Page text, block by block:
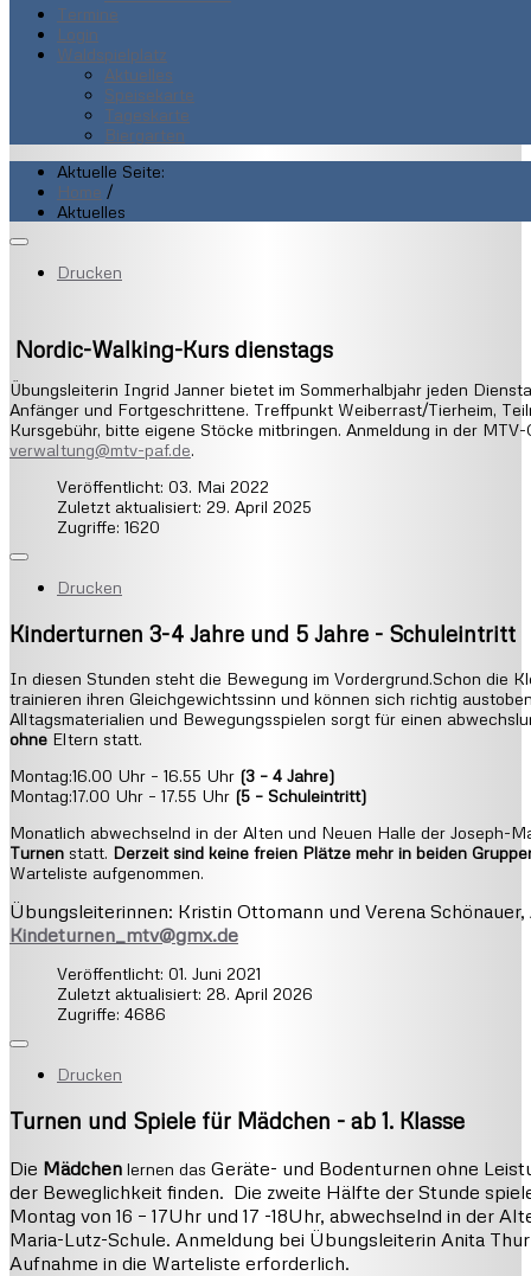
Termine
Login
Waldspielplatz
Aktuelles
Speisekarte
Tageskarte
Biergarten
Aktuelle Seite:
Home /
Aktuelles
Drucken
Nordic-Walking-Kurs dienstags
Übungsleiterin Ingrid Janner bietet im Sommerhalbjahr jeden
Anfänger und Fortgeschrittene. Treffpunkt Weiberrast/Tierheim,
Kursgebühr, bitte eigene Stöcke mitbringen. Anmeldung in der
verwaltung@mtv-paf.de.
Veröffentlicht: 03. Mai 2022
Zuletzt aktualisiert: 29. April 2025
Zugriffe: 1620
Drucken
Kinderturnen 3-4 Jahre und 5 Jahre - Schuleintritt
In diesen Stunden steht die Bewegung im Vordergrund.Schon die
trainieren ihren Gleichgewichtssinn und können sich richtig
Alltagsmaterialien und Bewegungsspielen sorgt für einen
ohne Eltern statt.
Montag:16.00 Uhr – 16.55 Uhr (3 – 4 Jahre)
Montag:17.00 Uhr – 17.55 Uhr (5 – Schuleintritt)
Monatlich abwechselnd in der Alten und Neuen Halle der Joseph-
Turnen statt. Derzeit sind keine freien Plätze mehr in beiden
Warteliste aufgenommen.
Übungsleiterinnen: Kristin Ottomann und Verena Schönauer,
Kindeturnen_mtv@gmx.de
Veröffentlicht: 01. Juni 2021
Zuletzt aktualisiert: 28. April 2026
Zugriffe: 4686
Drucken
Turnen und Spiele für Mädchen - ab 1. Klasse
Die Mädchen lernen das Geräte- und Bodenturnen ohne
der Beweglichkeit finden. Die zweite Hälfte der Stunde
Montag von 16 – 17Uhr und 17 -18Uhr, abwechselnd in der
Maria-Lutz-Schule. Anmeldung bei Übungsleiterin Anita
Aufnahme in die Warteliste erforderlich.